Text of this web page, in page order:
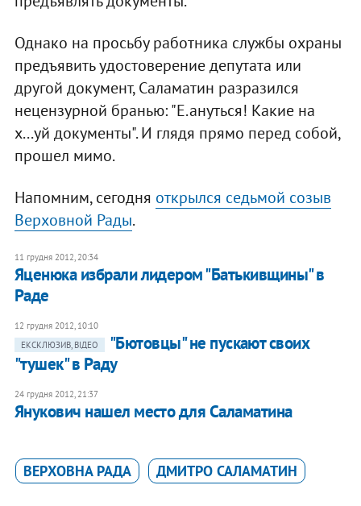
Однако на просьбу работника службы охраны
предъявить удостоверение депутата или
другой документ, Саламатин разразился
нецензурной бранью: "Е.ануться! Какие на
х...уй документы". И глядя прямо перед собой,
прошел мимо.
Напомним, сегодня открылся седьмой созыв
Верховной Рады.
11 грудня 2012, 20:34
Яценюка избрали лидером "Батькивщины" в
Раде
12 грудня 2012, 10:10
ЕКСКЛЮЗИВ, ВІДЕО
"Бютовцы" не пускают своих
"тушек" в Раду
24 грудня 2012, 21:37
Янукович нашел место для Саламатина
ВЕРХОВНА РАДА ДМИТРО САЛАМАТИН